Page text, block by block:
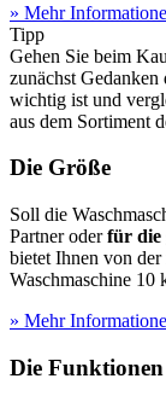
» Mehr
Tipp
Gehen Sie beim
zunächst Gedanken
wichtig ist und
aus dem Sortiment
Die Größe
Soll die
Partner oderfür die
bietet Ihnen von
Waschmaschine 10
» Mehr
Die Funktionen